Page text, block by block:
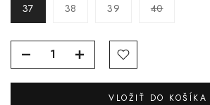
37 38 39 40
VLOŽIŤ DO KOŠÍKA